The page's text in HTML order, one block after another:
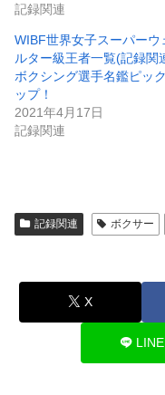
記録関連
WIBF世界女子スーパーウ
ルター級王者一覧(記録関
ボクシング選手名鑑ピッ
ップ！
2021年4月17日
記録関連
記録関連 ボクサー
X
LINE